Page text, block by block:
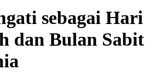
sebagai Hari
dan Bulan Sabit